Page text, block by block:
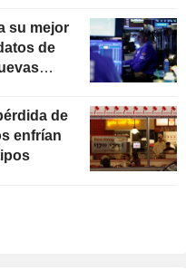
su mejor
de
de
enfrían